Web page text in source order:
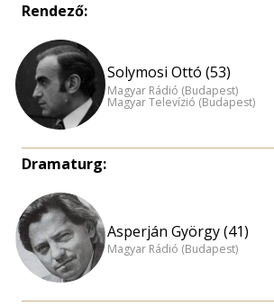
Rendező:
Solymosi Ottó (53)
Magyar Rádió (Budapest)
Magyar Televízió (Budapest)
Dramaturg:
Asperján György (41)
Magyar Rádió (Budapest)